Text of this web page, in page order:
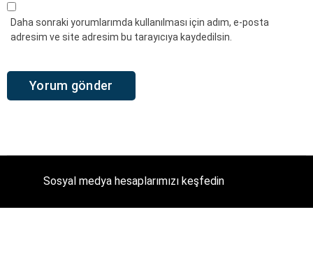
Daha sonraki yorumlarımda kullanılması için adım, e-posta
adresim ve site adresim bu tarayıcıya kaydedilsin.
Sosyal medya hesaplarımızı keşfedin